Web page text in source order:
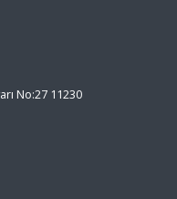
No:27 11230